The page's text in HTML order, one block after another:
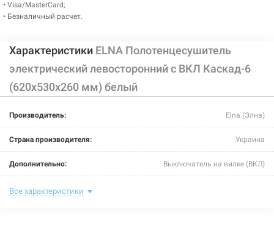
• Visa/MasterCard;
• Безналичный расчет.
Характеристики ELNA Полотенцесушитель
электрический левосторонний с ВКЛ Каскад-6
(620х530х260 мм) белый
Производитель: Elna (Элна)
Страна производителя: Украина
Дополнительно: Выключатель на вилке (ВКЛ)
Цвет:
Все характеристики